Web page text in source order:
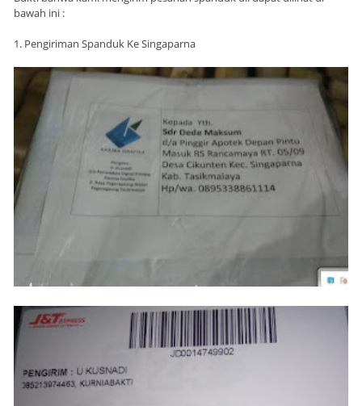
bawah ini :
1. Pengiriman Spanduk Ke Singaparna